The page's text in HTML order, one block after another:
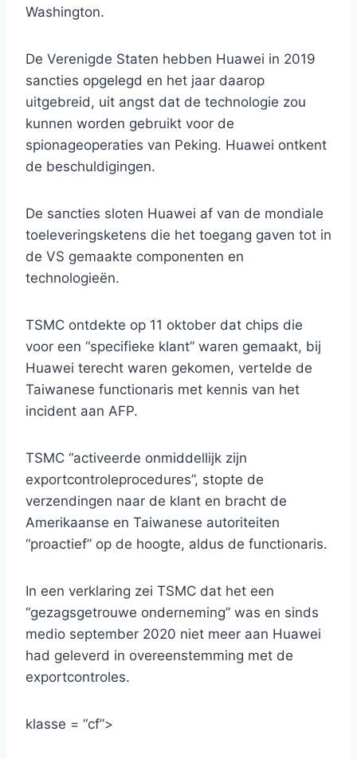
Washington.
De Verenigde Staten hebben Huawei in 2019
sancties opgelegd en het jaar daarop
uitgebreid, uit angst dat de technologie zou
kunnen worden gebruikt voor de
spionageoperaties van Peking. Huawei ontkent
de beschuldigingen.
De sancties sloten Huawei af van de mondiale
toeleveringsketens die het toegang gaven tot in
de VS gemaakte componenten en
technologieën.
TSMC ontdekte op 11 oktober dat chips die
voor een “specifieke klant” waren gemaakt, bij
Huawei terecht waren gekomen, vertelde de
Taiwanese functionaris met kennis van het
incident aan AFP.
TSMC “activeerde onmiddellijk zijn
exportcontroleprocedures”, stopte de
verzendingen naar de klant en bracht de
Amerikaanse en Taiwanese autoriteiten
“proactief” op de hoogte, aldus de functionaris.
In een verklaring zei TSMC dat het een
“gezagsgetrouwe onderneming” was en sinds
medio september 2020 niet meer aan Huawei
had geleverd in overeenstemming met de
exportcontroles.
klasse = “cf”>